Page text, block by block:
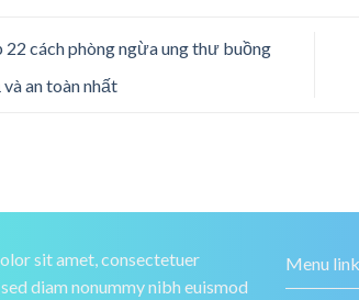
22 cách phòng ngừa ung thư buồng
an toàn nhất
sit amet, consectetuer
diam nonummy nibh euismod
Menu